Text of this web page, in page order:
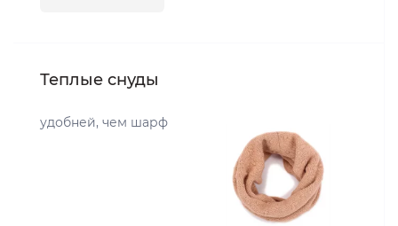
Теплые снуды
удобней, чем шарф